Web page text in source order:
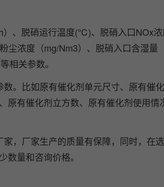
）、脱硝运行温度(℃)、脱硝入口NOx
尘浓度（mg/Nm3）、脱硝入口含湿量
相关参数。
。比如原有催化剂单元尺寸、原有催
原有催化剂立方数、原有催化剂使用情
，厂家生产的质量有保障，同时，在
量和咨询价格。